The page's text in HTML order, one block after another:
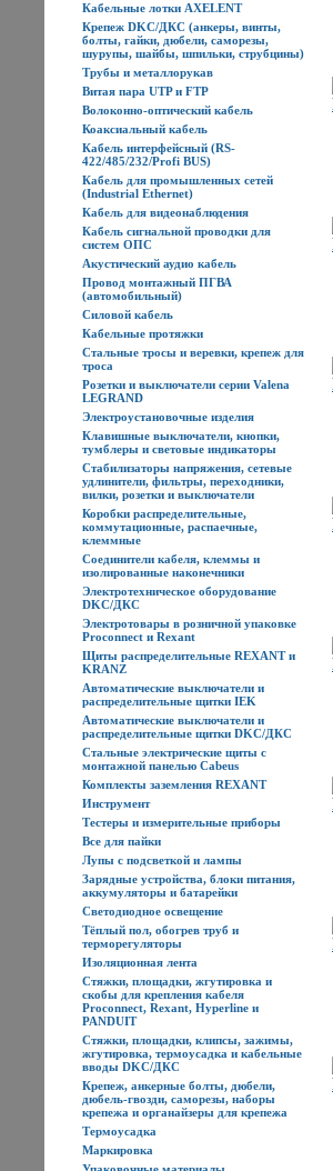
Кабельные лотки AXELENT
Крепеж DKC/ДКС (анкеры, винты,
болты, гайки, дюбели, саморезы,
шурупы, шайбы, шпильки, струбцины)
Трубы и металлорукав
Витая пара UTP и FTP
Волоконно-оптический кабель
Коаксиальный кабель
Кабель интерфейсный (RS-
422/485/232/Profi BUS)
Кабель для промышленных сетей
(Industrial Ethernet)
Кабель для видеонаблюдения
Кабель сигнальной проводки для
систем ОПС
Акустический аудио кабель
Провод монтажный ПГВА
(автомобильный)
Силовой кабель
Кабельные протяжки
Стальные тросы и веревки, крепеж для
троса
Розетки и выключатели серии Valena
LEGRAND
Электроустановочные изделия
Клавишные выключатели, кнопки,
тумблеры и световые индикаторы
Стабилизаторы напряжения, сетевые
удлинители, фильтры, переходники,
вилки, розетки и выключатели
Коробки распределительные,
коммутационные, распаечные,
клеммные
Соединители кабеля, клеммы и
изолированные наконечники
Электротехническое оборудование
DKC/ДКС
Электротовары в розничной упаковке
Proconnect и Rexant
Щиты распределительные REXANT и
KRANZ
Автоматические выключатели и
распределительные щитки IEK
Автоматические выключатели и
распределительные щитки DKC/ДКС
Стальные электрические щиты с
монтажной панелью Cabeus
Комплекты заземления REXANT
Инструмент
Тестеры и измерительные приборы
Все для пайки
Лупы с подсветкой и лампы
Зарядные устройства, блоки питания,
аккумуляторы и батарейки
Светодиодное освещение
Тёплый пол, обогрев труб и
терморегуляторы
Изоляционная лента
Стяжки, площадки, жгутировка и
скобы для крепления кабеля
Proconnect, Rexant, Hyperline и
PANDUIT
Стяжки, площадки, клипсы, зажимы,
жгутировка, термоусадка и кабельные
вводы DKC/ДКС
Крепеж, анкерные болты, дюбели,
дюбель-гвозди, саморезы, наборы
крепежа и органайзеры для крепежа
Термоусадка
Маркировка